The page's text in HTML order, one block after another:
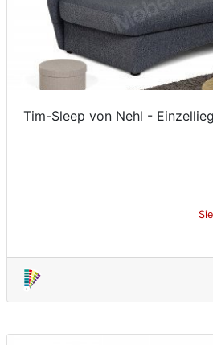
Tim-Sleep von Nehl -
Deals